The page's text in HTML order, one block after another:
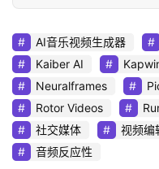
AI音乐视频生成器
Kaiber AI
Neuralframes
Rotor Videos
社交媒体
视频编
音频反应性